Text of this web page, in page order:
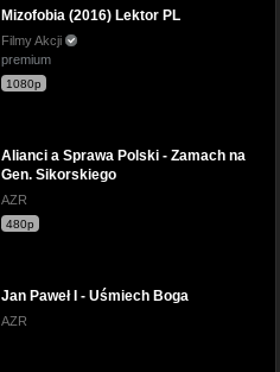
Mizofobia (2016) Lektor PL
Filmy Akcji
premium
1080p
Alianci a Sprawa Polski - Zamach na
Gen. Sikorskiego
AZR
480p
Jan Paweł I - Uśmiech Boga
AZR